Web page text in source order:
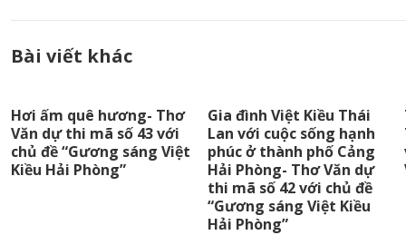
Bài viết khác
Hơi ấm quê hương- Thơ
Văn dự thi mã số 43 với
chủ đề “Gương sáng Việt
Kiều Hải Phòng”
Gia đình Việt Kiều Thái
Lan với cuộc sống hạnh
phúc ở thành phố Cảng
Hải Phòng- Thơ Văn dự
thi mã số 42 với chủ đề
“Gương sáng Việt Kiều
Hải Phòng”